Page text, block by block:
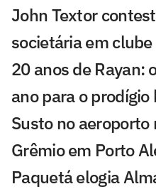
John Textor
societária em
20 anos de Rayan:
ano para o
Susto no
Grêmio em Porto
Paquetá elogia